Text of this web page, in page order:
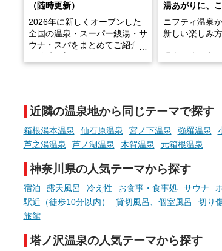
（随時更新）
2026年に新しくオープンした
全国の温泉・スーパー銭湯・サ
ウナ・スパをまとめてご紹介！
います。
現地取材記事もあわせて紹介し
ていますので、気になる施設は
ぜひチェックして次のおでかけ
ね。
湯あがりに、
ニフティ温泉
新しい楽しみ
手相やタロッ
める占いで、“
時間を、もっ
近隣の温泉地から同じテーマで探す
箱根湯本温泉 仙石原温泉 宮ノ下温泉 強羅温泉
芦之湯温泉
芦ノ湖温泉 木賀温泉 元箱根温泉
神奈川県の人気テーマから探す
宿泊 露天風呂 冷え性 お食事・食事処 サウナ
駅近（徒歩10分以内）
貸切風呂、個室風呂 切り
旅館
塔ノ沢温泉の人気テーマから探す